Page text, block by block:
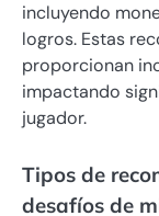
incluyendo
logros. Estas
proporcionan
impactando
jugador.
Tipos de
desafíos de